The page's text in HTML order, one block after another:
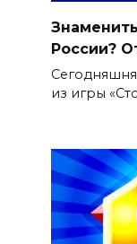
России?
из игры